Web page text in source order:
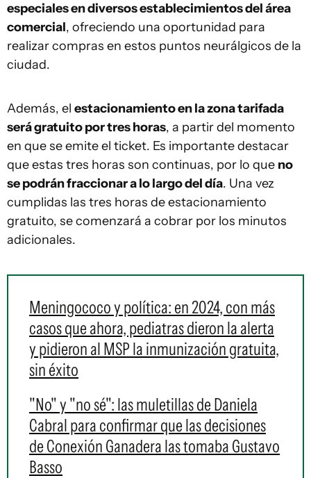
especiales en diversos establecimientos del área
comercial, ofreciendo una oportunidad para
realizar compras en estos puntos neurálgicos de la
ciudad.
Además, el estacionamiento en la zona tarifada
será gratuito por tres horas, a partir del momento
en que se emite el ticket. Es importante destacar
que estas tres horas son continuas, por lo que no
se podrán fraccionar a lo largo del día. Una vez
cumplidas las tres horas de estacionamiento
gratuito, se comenzará a cobrar por los minutos
adicionales.
Meningococo y política: en 2024, con más
casos que ahora, pediatras dieron la alerta
y pidieron al MSP la inmunización gratuita,
sin éxito
"No" y "no sé": las muletillas de Daniela
Cabral para confirmar que las decisiones
de Conexión Ganadera las tomaba Gustavo
Basso